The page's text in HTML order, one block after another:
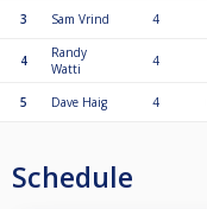
3 Sam Vrind 4
4
Randy
Watti
4
5 Dave Haig 4
Schedule